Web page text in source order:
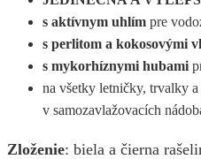
s aktívnym uhlím pre
s perlitom a kokosovými
s mykorhíznymi hubami
na všetky letničky, trvalky
v samozavlažovacích
Zloženie: biela a čierna